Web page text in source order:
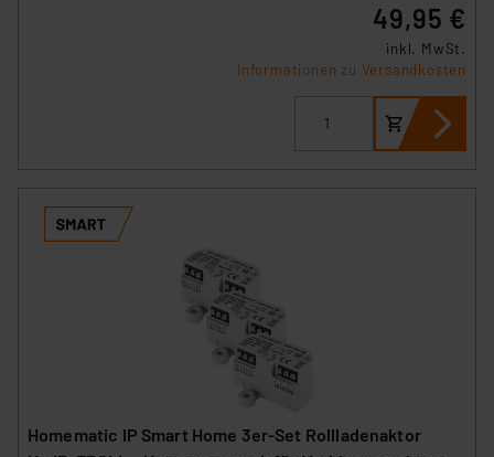
49,95 €
inkl. MwSt.
Informationen zu Versandkosten
Homematic IP Smart Home 3er-Set Rollladenaktor